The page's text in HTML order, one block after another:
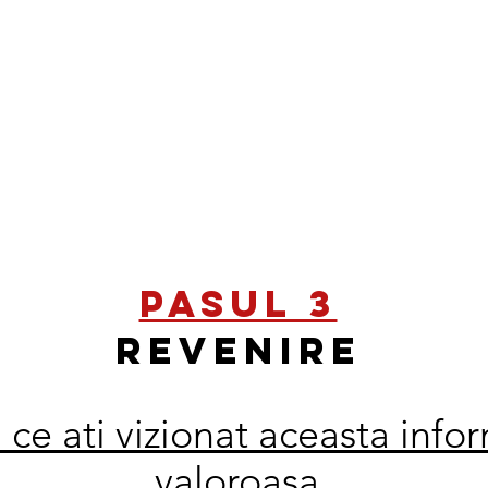
Pasul 3
REVENIRE
ati vizionat aceasta